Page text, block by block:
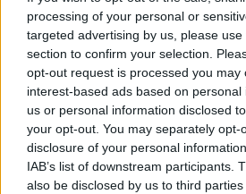
processing of your personal or
targeted advertising by us, please
section to confirm your selection.
opt-out request is processed you may
interest-based ads based on
us or personal information disclosed
your opt-out. You may separately opt-
disclosure of your personal
IAB’s list of downstream participants.
also be disclosed by us to third
Η αστυνομία προχώρησε σε
σχηματίστηκε δικογραφία σε
σύμφωνη γνώμη του
ελεύθεροι.